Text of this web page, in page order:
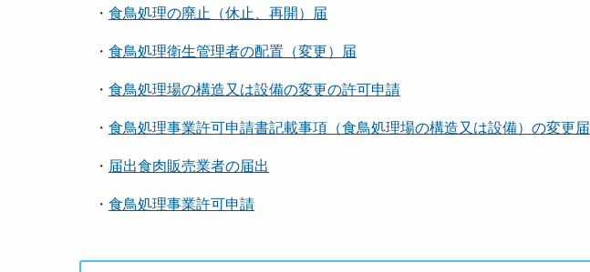
・ 食鳥処理の廃止（休止、再開）届
・ 食鳥処理衛生管理者の配置（変更）届
・ 食鳥処理場の構造又は設備の変更の許可申請
・ 食鳥処理事業許可申請書記載事項（食鳥処理場の構造又は設備）の変更届
・ 届出食肉販売業者の届出
・ 食鳥処理事業許可申請